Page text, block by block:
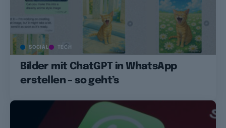
SOCIAL TECH
Bilder mit ChatGPT in WhatsApp
erstellen – so geht’s